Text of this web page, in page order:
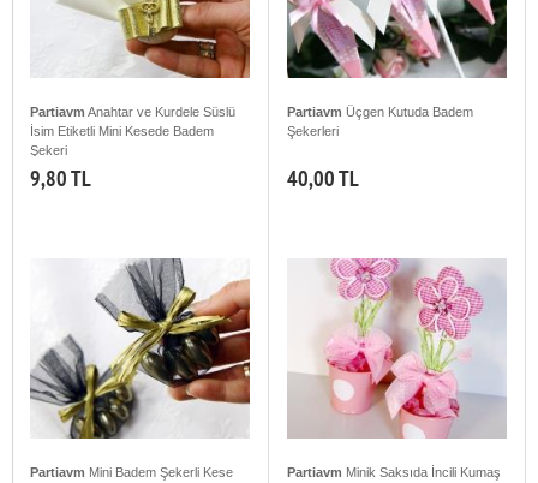
Partiavm Anahtar ve Kurdele Süslü
İsim Etiketli Mini Kesede Badem
Şekeri
9,80 TL
Partiavm Üçgen Kutuda Badem
Şekerleri
40,00 TL
Partiavm Mini Badem Şekerli Kese Partiavm Minik Saksıda İncili Kumaş